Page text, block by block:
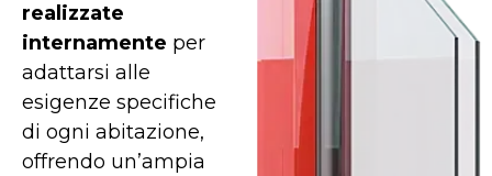
realizzate
internamente per
adattarsi alle
esigenze specifiche
di ogni abitazione,
offrendo un’ampia